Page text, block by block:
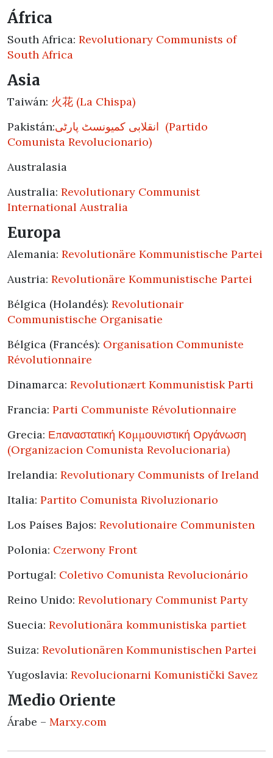
África
South Africa: Revolutionary Communists of
South Africa
Asia
Taiwán: 火花 (La Chispa)
Pakistán:انقلابی کمیونسٹ پارٹی (Partido
Comunista Revolucionario)
Australasia
Australia: Revolutionary Communist
International Australia
Europa
Alemania: Revolutionäre Kommunistische Partei
Austria: Revolutionäre Kommunistische Partei
Bélgica (Holandés): Revolutionair
Communistische Organisatie
Bélgica (Francés): Organisation Communiste
Révolutionnaire
Dinamarca: Revolutionært Kommunistisk Parti
Francia: Parti Communiste Révolutionnaire
Grecia: Επαναστατική Κομμουνιστική Οργάνωση
(Organizacion Comunista Revolucionaria)
Irelandia: Revolutionary Communists of Ireland
Italia: Partito Comunista Rivoluzionario
Los Países Bajos: Revolutionaire Communisten
Polonia: Czerwony Front
Portugal: Coletivo Comunista Revolucionário
Reino Unido: Revolutionary Communist Party
Suecia: Revolutionära kommunistiska partiet
Suiza: Revolutionären Kommunistischen Partei
Yugoslavia: Revolucionarni Komunistički Savez
Medio Oriente
Árabe – Marxy.com